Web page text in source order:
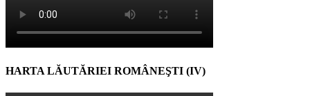
HARTA LĂUTĂRIEI ROMÂNEŞTI (IV)